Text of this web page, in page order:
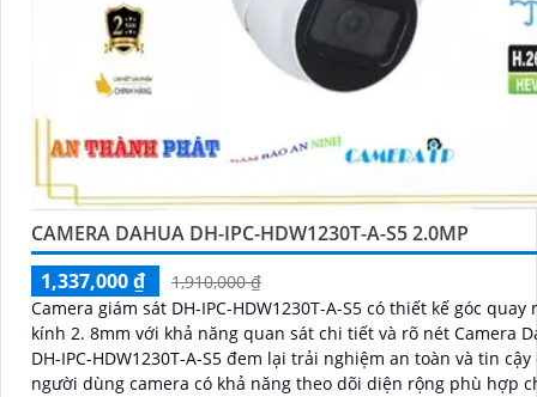
CAMERA DAHUA DH-IPC-HDW1230T-A-S5 2.0MP
1,337,000 ₫
1,910,000 ₫
Camera giám sát DH-IPC-HDW1230T-A-S5 có thiết kế góc quay
kính 2. 8mm với khả năng quan sát chi tiết và rõ nét Camera Dahua
DH-IPC-HDW1230T-A-S5 đem lại trải nghiệm an toàn và tin cậy
người dùng camera có khả năng theo dõi diện rộng phù hợp